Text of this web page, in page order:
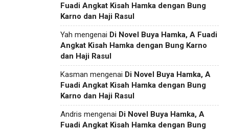
Fuadi Angkat Kisah Hamka dengan Bung
Karno dan Haji Rasul
Yah mengenai Di Novel Buya Hamka, A Fuadi
Angkat Kisah Hamka dengan Bung Karno
dan Haji Rasul
Kasman mengenai Di Novel Buya Hamka, A
Fuadi Angkat Kisah Hamka dengan Bung
Karno dan Haji Rasul
Andris mengenai Di Novel Buya Hamka, A
Fuadi Angkat Kisah Hamka dengan Bung